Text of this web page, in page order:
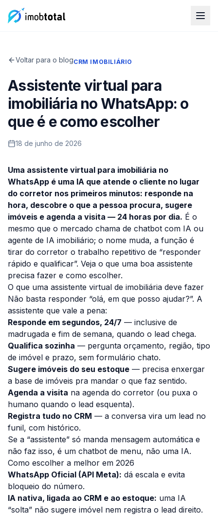
Voltar para o blogCRM IMOBILIÁRIO
Assistente virtual para
imobiliária no WhatsApp: o
que é e como escolher
18 de junho de 2026
Uma assistente virtual para imobiliária no
WhatsApp é uma IA que atende o cliente no lugar
do corretor nos primeiros minutos: responde na
hora, descobre o que a pessoa procura, sugere
imóveis e agenda a visita — 24 horas por dia. É o
mesmo que o mercado chama de chatbot com IA ou
agente de IA imobiliário; o nome muda, a função é
tirar do corretor o trabalho repetitivo de “responder
rápido e qualificar”. Veja o que uma boa assistente
precisa fazer e como escolher.
O que uma assistente virtual de imobiliária deve fazer
Não basta responder “olá, em que posso ajudar?”. A
assistente que vale a pena:
Responde em segundos, 24/7 — inclusive de
madrugada e fim de semana, quando o lead chega.
Qualifica sozinha — pergunta orçamento, região, tipo
de imóvel e prazo, sem formulário chato.
Sugere imóveis do seu estoque — precisa enxergar
a base de imóveis pra mandar o que faz sentido.
Agenda a visita na agenda do corretor (ou puxa o
humano quando o lead esquenta).
Registra tudo no CRM — a conversa vira um lead no
funil, com histórico.
Se a “assistente” só manda mensagem automática e
não faz isso, é um chatbot de menu, não uma IA.
Como escolher a melhor em 2026
WhatsApp Oficial (API Meta): dá escala e evita
bloqueio do número.
IA nativa, ligada ao CRM e ao estoque: uma IA
“solta” não sugere imóvel nem registra o lead direito.